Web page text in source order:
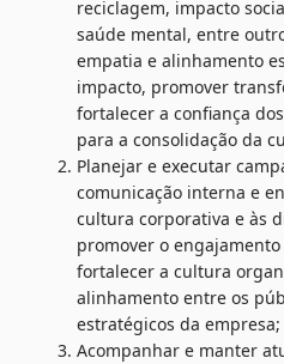
reciclagem, impacto
saúde mental, entre
empatia e alinhamento
impacto, promover
fortalecer a confiança
para a consolidação da
Planejar e executar
comunicação interna e
cultura corporativa e às
promover o
fortalecer a cultura
alinhamento entre os
estratégicos da empresa;
Acompanhar e manter